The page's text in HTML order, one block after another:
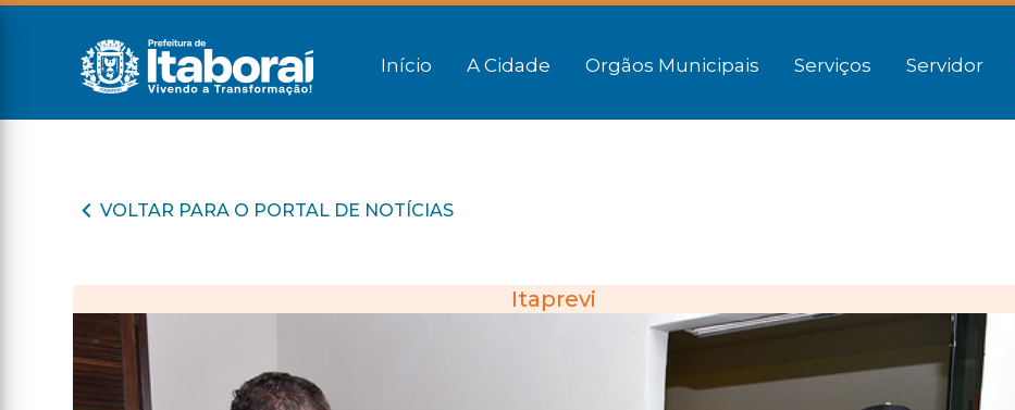
Início A Cidade Orgãos Municipais Serviços Servidor
VOLTAR PARA O PORTAL DE NOTÍCIAS
Itaprevi